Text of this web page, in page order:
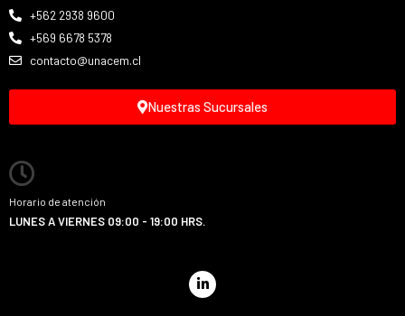
+562 2938 9600
+569 6678 5378
contacto@unacem.cl
Nuestras Sucursales
Horario de atención
LUNES A VIERNES 09:00 - 19:00 HRS.